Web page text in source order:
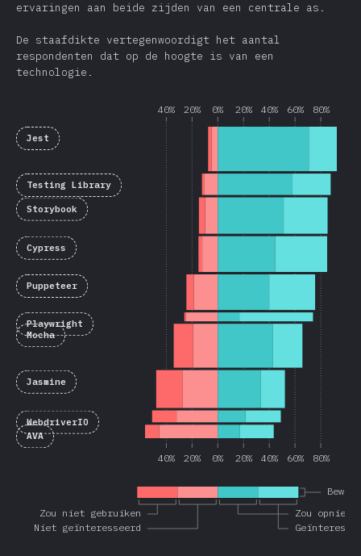
ervaringen aan beide zijden van een centrale as.
De staafdikte vertegenwoordigt het aantal
respondenten dat op de hoogte is van een
technologie.
Zou niet gebruiken
Niet geïnteresseerd
Zou
40% 20% 0% 20% 40% 60% 80%
40% 20% 0% 20% 40% 60% 80%
Jest
Testing Library
Storybook
Cypress
Puppeteer
Playwright
Mocha
Jasmine
WebdriverIO
AVA